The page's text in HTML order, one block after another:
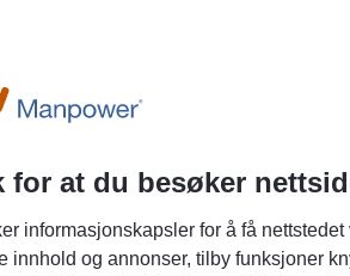
dagens arbeidsmarked, enten du
eller ønsker en mer fleksibel
for at du besøker
informasjonskapsler for å få
innhold og annonser, tilby funksjoner